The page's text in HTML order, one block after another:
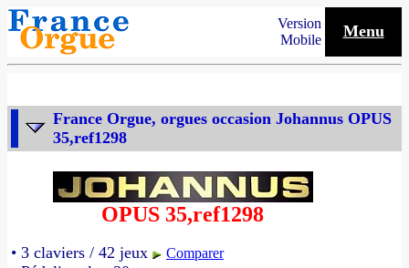
Version
Mobile
Menu
France Orgue, orgues occasion Johannus OPUS
35,ref1298
OPUS 35,ref1298
• 3 claviers / 42 jeux Comparer